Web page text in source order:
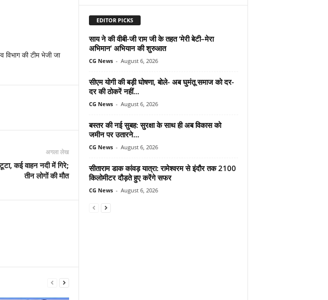
की टीम भेजी जा
अगला लेख
कई वाहन नदी में गिरे;
तीन लोगों की मौत
EDITOR PICKS
साय ने की वीबी-जी राम जी के तहत ‘मेरी बेटी–मेरा
अभिमान’ अभियान की शुरुआत
CG News - August 6, 2026
सीएम योगी की बड़ी घोषणा, बोले- अब घुमंतू समाज को दर-
दर की ठोकरें नहीं...
CG News - August 6, 2026
बस्तर की नई सुबह: सुरक्षा के साथ ही अब विकास को
जमीन पर उतारने...
CG News - August 6, 2026
सीताराम डाक कांवड़ यात्रा: रामेश्वरम से इंदौर तक 2100
किलोमीटर दौड़ते हुए करेंगे सफर
CG News - August 6, 2026